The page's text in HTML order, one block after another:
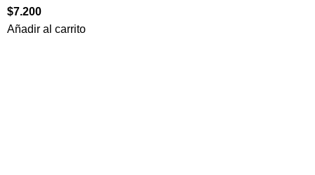
$7.200
Añadir al carrito